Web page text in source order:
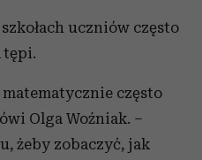
uczniów często
tępi.
często
Olga Woźniak. –
żeby zobaczyć, jak